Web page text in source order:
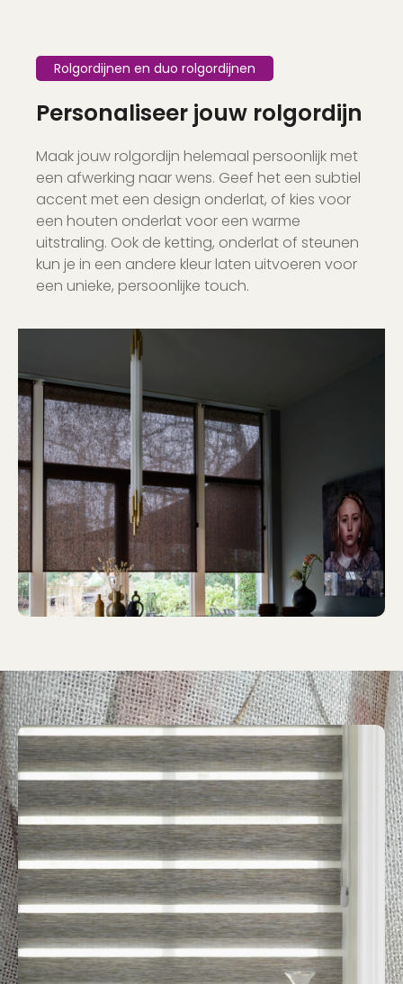
Rolgordijnen en duo rolgordijnen
Personaliseer jouw rolgordijn
Maak jouw rolgordijn helemaal persoonlijk met
een afwerking naar wens. Geef het een subtiel
accent met een design onderlat, of kies voor
een houten onderlat voor een warme
uitstraling. Ook de ketting, onderlat of steunen
kun je in een andere kleur laten uitvoeren voor
een unieke, persoonlijke touch.